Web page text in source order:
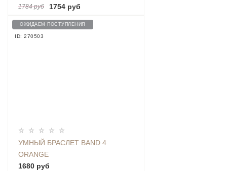
1784 руб 1754 руб
ОЖИДАЕМ ПОСТУПЛЕНИЯ
ID: 270503
УМНЫЙ БРАСЛЕТ BAND 4
ORANGE
1680 руб